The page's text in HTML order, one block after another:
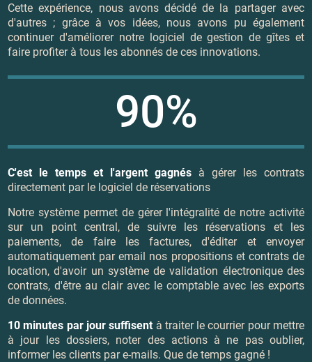
Cette expérience, nous avons décidé de la partager avec
d'autres ; grâce à vos idées, nous avons pu également
continuer d'améliorer notre logiciel de gestion de gîtes et
faire profiter à tous les abonnés de ces innovations.
90%
C'est le temps et l'argent gagnésà gérer les contrats
directement par le logiciel de réservations
Notre système permet de gérer l'intégralité de notre activité
sur un point central, de suivre les réservations et les
paiements, de faire les factures, d'éditer et envoyer
automatiquement par email nos propositions et contrats de
location, d'avoir un système de validation électronique des
contrats, d'être au clair avec le comptable avec les exports
de données.
10 minutes par jour suffisent à traiter le courrier pour mettre
à jour les dossiers, noter des actions à ne pas oublier,
informer les clients par e-mails. Que de temps gagné !